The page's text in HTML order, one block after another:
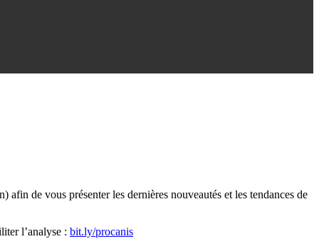
de vous présenter les dernières nouveautés et les tendances de
l’analyse : bit.ly/procanis